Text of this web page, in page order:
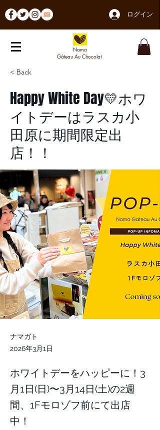
ログイン
Nama
Gâteau Au Chocolat
< Back
Happy White Day💛ホワ
イトデーはラスカ小
田原に期間限定出
店！！
ナマガト
2026年3月1日
ホワイトデーをハッピーに！3
月1日(日)〜3月14日(土)の2週
間、1Fモロゾフ前にて出店
中！